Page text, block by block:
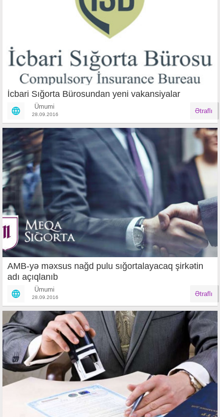
İcbari Sığorta Bürosundan yeni vakansiyalar
Ümumi
28.09.2016 Ətraflı
AMB-yə məxsus nağd pulu sığortalayacaq şirkətin
adı açıqlanıb
Ümumi
28.09.2016 Ətraflı